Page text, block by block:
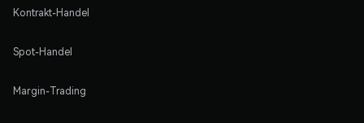
Kontrakt-Handel
Spot-Handel
Margin-Trading